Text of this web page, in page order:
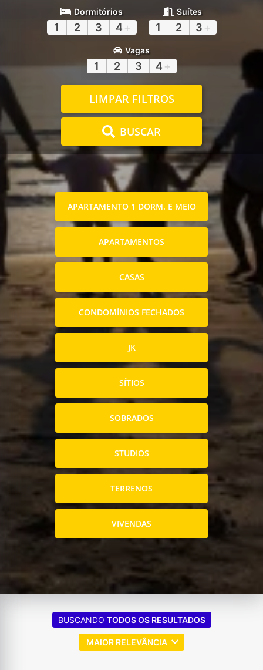
Dormitórios
1 2 3 4 +
Suítes
1 2 3 +
Vagas
1 2 3 4 +
LIMPAR FILTROS
BUSCAR
APARTAMENTO 1 DORM. E MEIO
APARTAMENTOS
CASAS
CONDOMÍNIOS FECHADOS
JK
SÍTIOS
SOBRADOS
STUDIOS
TERRENOS
VIVENDAS
BUSCANDO TODOS OS RESULTADOS
MAIOR RELEVÂNCIA